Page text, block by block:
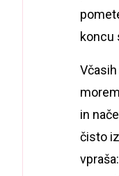
koncu
in
čisto